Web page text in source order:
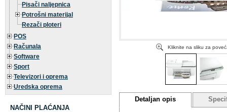
Pisači naljepnica
Potrošni materijal
Rezači ploteri
POS
Računala
Software
Sport
Televizori i oprema
Uredska oprema
NAČINI PLAĆANJA
Kliknite na sliku za
Detaljan opis